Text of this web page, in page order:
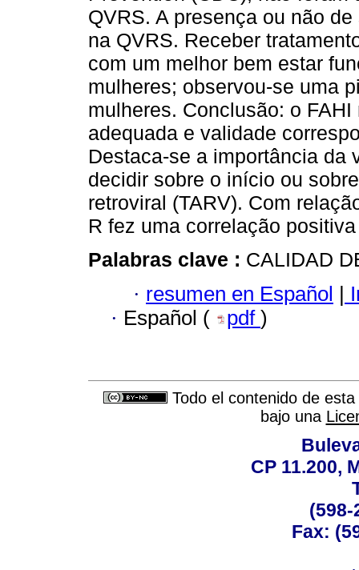
QVRS. A presença ou não
na QVRS. Receber
com um melhor bem estar
mulheres; observou-se uma
mulheres. Conclusão: o
adequada e validade
Destaca-se a importância da
decidir sobre o início ou
retroviral (TARV). Com
R fez uma correlação
Palabras clave : CALIDAD
· resumen en Español |
· Español ( pdf )
Todo el contenido de
bajo una
CP 11.200,
(598-
Fax: